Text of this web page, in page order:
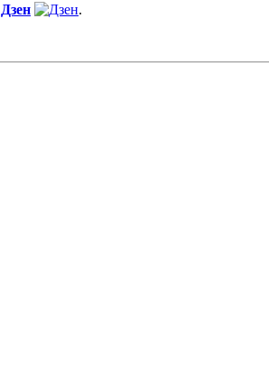
Дзен .